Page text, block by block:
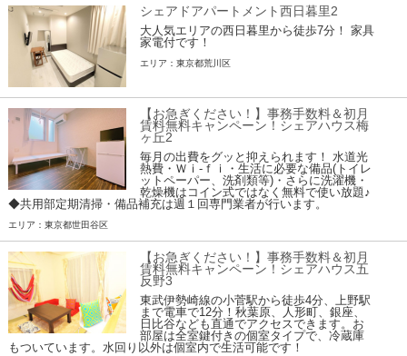
シェアドアパートメント西日暮里2
大人気エリアの西日暮里から徒歩7分！ 家具
家電付です！
エリア：東京都荒川区
【お急ぎください！】事務手数料＆初月
賃料無料キャンペーン！シェアハウス梅
ヶ丘2
毎月の出費をグッと抑えられます！ 水道光
熱費・Ｗｉ-ｆｉ・生活に必要な備品(トイレ
ットペーパー、洗剤類等)・さらに洗濯機・
乾燥機はコイン式ではなく無料で使い放題♪
◆共用部定期清掃・備品補充は週１回専門業者が行います。
エリア：東京都世田谷区
【お急ぎください！】事務手数料＆初月
賃料無料キャンペーン！シェアハウス五
反野3
東武伊勢崎線の小菅駅から徒歩4分、上野駅
まで電車で12分！秋葉原、人形町、銀座、
日比谷なども直通でアクセスできます。お
部屋は全室鍵付きの個室タイプで、冷蔵庫
もついています。水回り以外は個室内で生活可能です！